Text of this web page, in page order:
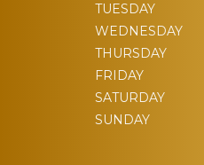
TUESDAY
WEDNESDAY
THURSDAY
FRIDAY
SATURDAY
SUNDAY